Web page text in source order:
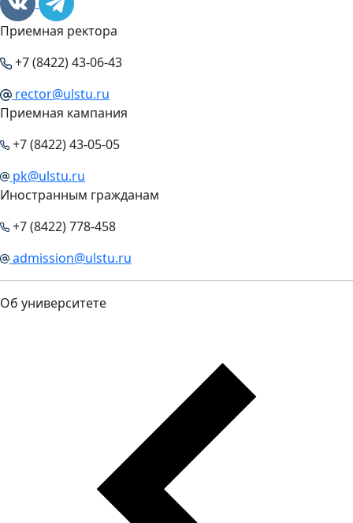
Приемная ректора
+7 (8422) 43-06-43
rector@ulstu.ru
Приемная кампания
+7 (8422) 43-05-05
pk@ulstu.ru
Иностранным гражданам
+7 (8422) 778-458
admission@ulstu.ru
Об университете